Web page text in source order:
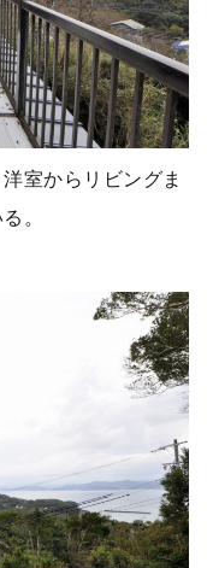
室からリビングま
。